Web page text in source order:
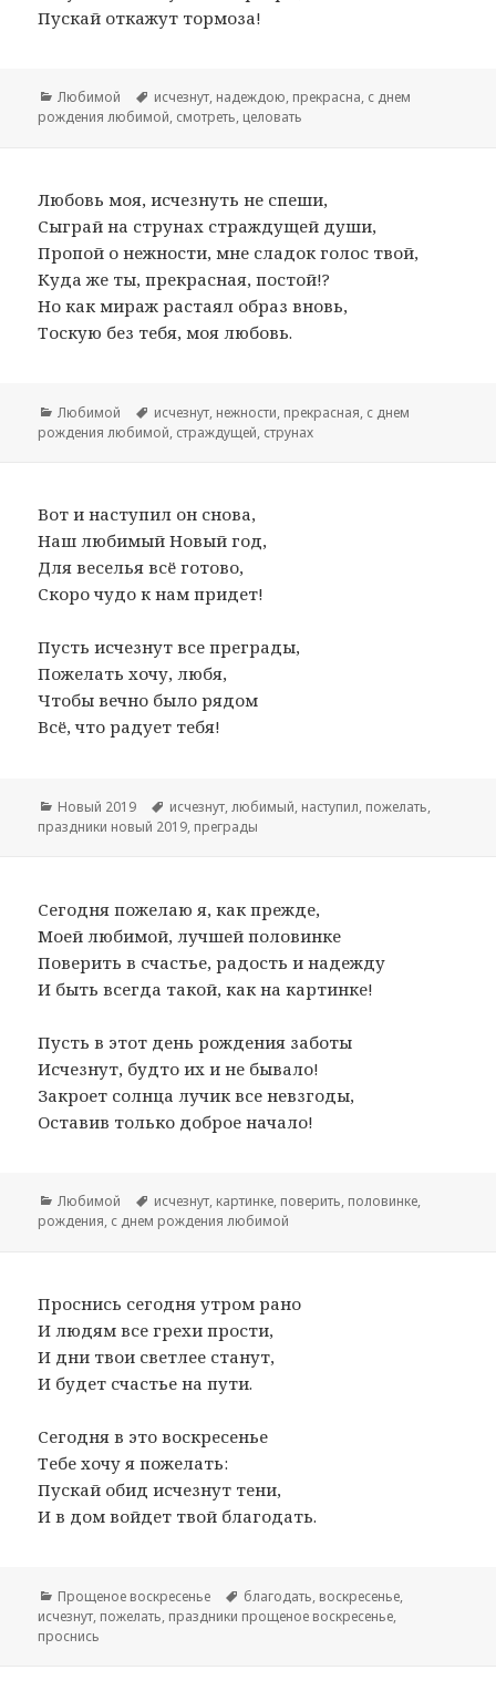
Пускай откажут тормоза!
Рубрики
Любимой Метки
исчезнут, надеждою, прекрасна, с днем
рождения любимой, смотреть, целовать
Любовь моя, исчезнуть не спеши,
Сыграй на струнах страждущей души,
Пропой о нежности, мне сладок голос твой,
Куда же ты, прекрасная, постой!?
Но как мираж растаял образ вновь,
Тоскую без тебя, моя любовь.
Рубрики
Любимой Метки
исчезнут, нежности, прекрасная, с днем
рождения любимой, страждущей, струнах
Вот и наступил он снова,
Наш любимый Новый год,
Для веселья всё готово,
Скоро чудо к нам придет!
Пусть исчезнут все преграды,
Пожелать хочу, любя,
Чтобы вечно было рядом
Всё, что радует тебя!
Рубрики
Новый 2019 Метки
исчезнут,любимый, наступил, пожелать,
праздники новый 2019, преграды
Сегодня пожелаю я, как прежде,
Моей любимой, лучшей половинке
Поверить в счастье, радость и надежду
И быть всегда такой, как на картинке!
Пусть в этот день рождения заботы
Исчезнут, будто их и не бывало!
Закроет солнца лучик все невзгоды,
Оставив только доброе начало!
Рубрики
Любимой Метки
исчезнут, картинке, поверить, половинке,
рождения, с днем рождения любимой
Проснись сегодня утром рано
И людям все грехи прости,
И дни твои светлее станут,
И будет счастье на пути.
Сегодня в это воскресенье
Тебе хочу я пожелать:
Пускай обид исчезнут тени,
И в дом войдет твой благодать.
Рубрики
Прощеное воскресенье Метки
благодать, воскресенье,
исчезнут, пожелать, праздники прощеное воскресенье,
проснись